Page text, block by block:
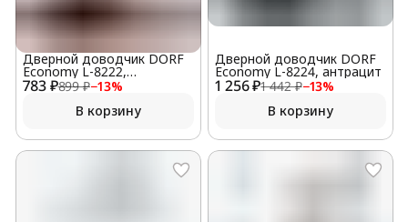
783 ₽899 ₽−13%
Дверной доводчик DORF
Economy L-8222,
Коричневый
В корзину
1 256 ₽1 442 ₽−13%
Дверной доводчик DORF
Economy L-8224, антрацит
В корзину